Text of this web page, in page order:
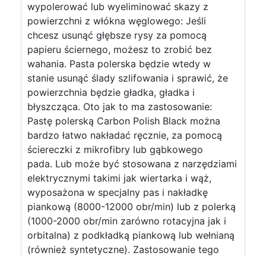
wypolerować lub wyeliminować skazy z
powierzchni z włókna węglowego: Jeśli
chcesz usunąć głębsze rysy za pomocą
papieru ściernego, możesz to zrobić bez
wahania. Pasta polerska będzie wtedy w
stanie usunąć ślady szlifowania i sprawić, że
powierzchnia będzie gładka, gładka i
błyszcząca. Oto jak to ma zastosowanie:
Pastę polerską Carbon Polish Black można
bardzo łatwo nakładać ręcznie, za pomocą
ściereczki z mikrofibry lub gąbkowego
pada. Lub może być stosowana z narzędziami
elektrycznymi takimi jak wiertarka i wąż,
wyposażona w specjalny pas i nakładkę
piankową (8000-12000 obr/min) lub z polerką
(1000-2000 obr/min zarówno rotacyjna jak i
orbitalna) z podkładką piankową lub wełnianą
(również syntetyczne). Zastosowanie tego